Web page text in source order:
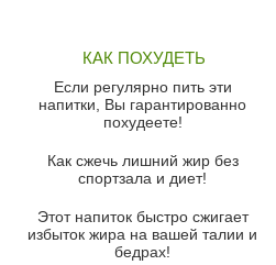
красного перца
Парижский луковый суп
Суп из спаржи и горошка с
Суп-крем из цветной капусты
Французский луковый суп
Суп из баклажанов с моцареллой
КАК ПОХУДЕТЬ
Если регулярно пить эти
напитки, Вы гарантированно
похудеете!
Как сжечь лишний жир без
спортзала и диет!
Этот напиток быстро сжигает
избыток жира на вашей талии и
бедрах!